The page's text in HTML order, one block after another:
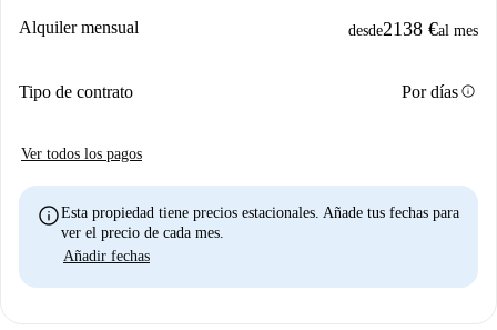
Alquiler mensual desde2138 €al mes
Tipo de contrato Por díasinfo
Ver todos los pagos
infoEsta propiedad tiene precios estacionales. Añade tus fechas para
ver el precio de cada mes.
Añadir fechas